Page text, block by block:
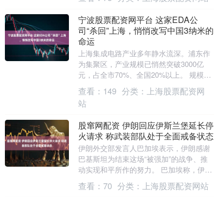
成为历史。....
宁波股票配资网平台 这家EDA公
司“杀回”上海，悄悄改写中国3纳米的
命运
上海集成电路产业多年静水流深。浦东作
为集聚区，产业规模已悄然突破3000亿
元，占全市70%、全国20%以上。 规模是
观察一地产业能级的重要指标，但另一个
不容忽视....
查看： 149 分类： 上海股票配资网
站
股窜网配资 伊朗回应伊斯兰堡延长停
火请求 称武装部队处于全面戒备状态
伊朗外交部发言人巴加埃表示，伊朗感谢
巴基斯坦为结束这场“被强加”的战争、推
动实现和平所作的努力。 巴加埃称，伊朗
密切关注战场和政治层面的事态发展，正
采取必要措施....
查看： 70 分类： 上海股票配资网站